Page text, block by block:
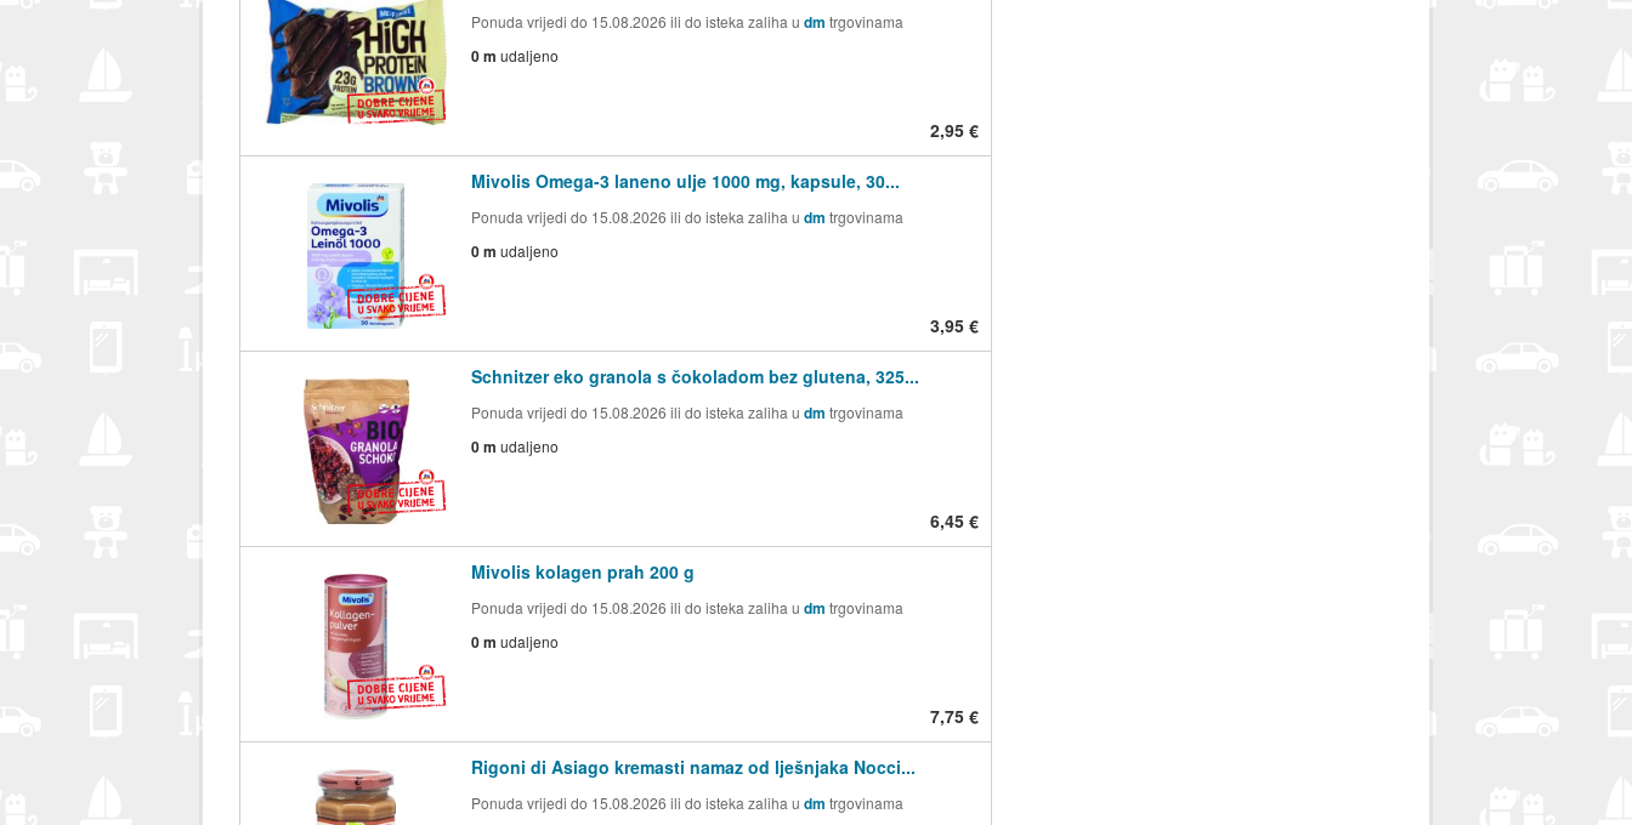
Ponuda vrijedi do 15.08.2026 ili do isteka zaliha u dm trgovinama
0 m udaljeno
2,95 €
Mivolis Omega-3 laneno ulje 1000 mg, kapsule, 30...
Ponuda vrijedi do 15.08.2026 ili do isteka zaliha u dm trgovinama
0 m udaljeno
3,95 €
Schnitzer eko granola s čokoladom bez glutena, 325...
Ponuda vrijedi do 15.08.2026 ili do isteka zaliha u dm trgovinama
0 m udaljeno
6,45 €
Mivolis kolagen prah 200 g
Ponuda vrijedi do 15.08.2026 ili do isteka zaliha u dm trgovinama
0 m udaljeno
7,75 €
Rigoni di Asiago kremasti namaz od lješnjaka Nocci...
Ponuda vrijedi do 15.08.2026 ili do isteka zaliha u dm trgovinama